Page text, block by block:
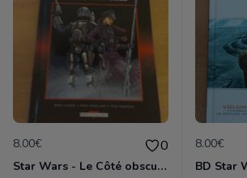
8.00€ 0
Star Wars - Le Côté obscur T01 - Jango Fett et Zam Wesell
8.00€